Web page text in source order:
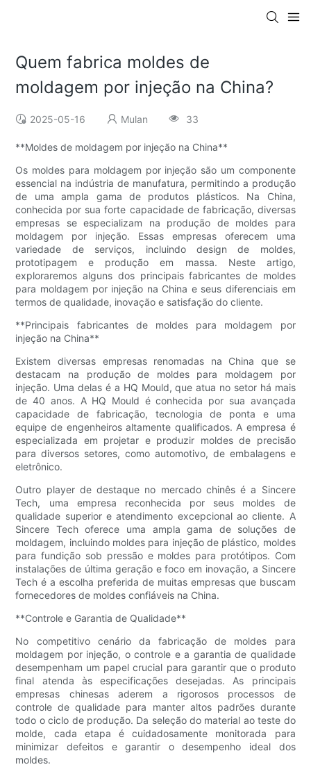
Quem fabrica moldes de
moldagem por injeção na China?
2025-05-16 Mulan 33
**Moldes de moldagem por injeção na China**
Os moldes para moldagem por injeção são um componente
essencial na indústria de manufatura, permitindo a produção
de uma ampla gama de produtos plásticos. Na China,
conhecida por sua forte capacidade de fabricação, diversas
empresas se especializam na produção de moldes para
moldagem por injeção. Essas empresas oferecem uma
variedade de serviços, incluindo design de moldes,
prototipagem e produção em massa. Neste artigo,
exploraremos alguns dos principais fabricantes de moldes
para moldagem por injeção na China e seus diferenciais em
termos de qualidade, inovação e satisfação do cliente.
**Principais fabricantes de moldes para moldagem por
injeção na China**
Existem diversas empresas renomadas na China que se
destacam na produção de moldes para moldagem por
injeção. Uma delas é a HQ Mould, que atua no setor há mais
de 40 anos. A HQ Mould é conhecida por sua avançada
capacidade de fabricação, tecnologia de ponta e uma
equipe de engenheiros altamente qualificados. A empresa é
especializada em projetar e produzir moldes de precisão
para diversos setores, como automotivo, de embalagens e
eletrônico.
Outro player de destaque no mercado chinês é a Sincere
Tech, uma empresa reconhecida por seus moldes de
qualidade superior e atendimento excepcional ao cliente. A
Sincere Tech oferece uma ampla gama de soluções de
moldagem, incluindo moldes para injeção de plástico, moldes
para fundição sob pressão e moldes para protótipos. Com
instalações de última geração e foco em inovação, a Sincere
Tech é a escolha preferida de muitas empresas que buscam
fornecedores de moldes confiáveis ​​na China.
**Controle e Garantia de Qualidade**
No competitivo cenário da fabricação de moldes para
moldagem por injeção, o controle e a garantia de qualidade
desempenham um papel crucial para garantir que o produto
final atenda às especificações desejadas. As principais
empresas chinesas aderem a rigorosos processos de
controle de qualidade para manter altos padrões durante
todo o ciclo de produção. Da seleção do material ao teste do
molde, cada etapa é cuidadosamente monitorada para
minimizar defeitos e garantir o desempenho ideal dos
moldes.